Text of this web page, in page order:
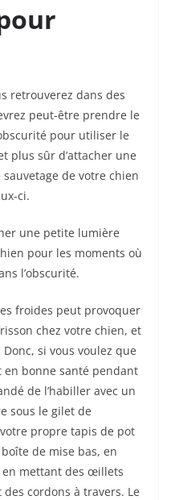
retrouverez dans des
peut-être prendre le
pour utiliser le
plus sûr d’attacher une
de votre chien
ci.
une petite lumière
pour les moments où
l’obscurité.
froides peut provoquer
chez votre chien, et
si vous voulez que
bonne santé pendant
de l’habiller avec un
sous le gilet de
propre tapis de pot
de mise bas, en
mettant des œillets
cordons à travers. Le